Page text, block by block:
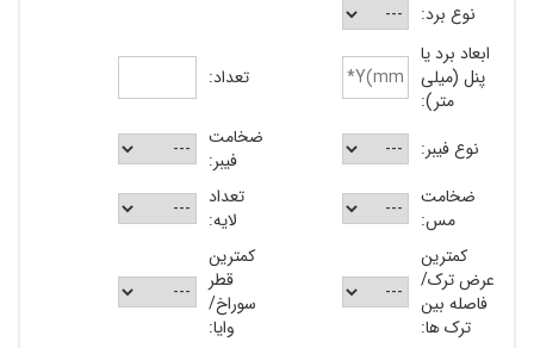
نوع برد:
ابعاد برد یا
پنل (میلی
متر):
تعداد:
نوع فیبر:
ضخامت
فیبر:
ضخامت
مس:
تعداد
لایه:
کمترین
عرض ترک/
فاصله بین
ترک ها:
کمترین
قطر
سوراخ/
وایا: